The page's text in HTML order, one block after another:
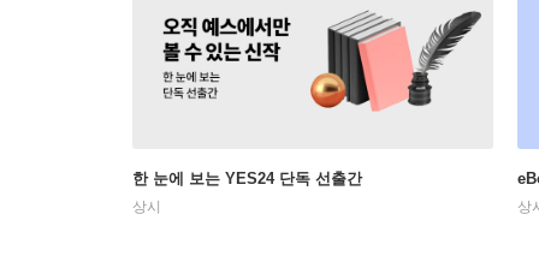
한 눈에 보는 YES24 단독 선출간
상시 상시